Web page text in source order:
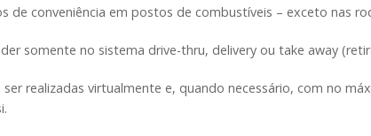
de conveniência em postos de combustíveis – exceto nas
somente no sistema drive-thru, delivery ou take away
realizadas virtualmente e, quando necessário, com no